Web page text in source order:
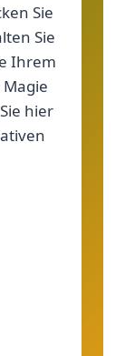
Sie
Sie
Ihrem
hier